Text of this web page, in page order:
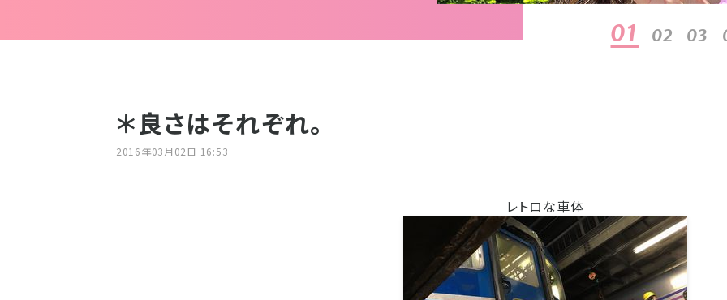
01 02 03
＊良さはそれぞれ。
2016年03月02日 16:53
レトロな車体